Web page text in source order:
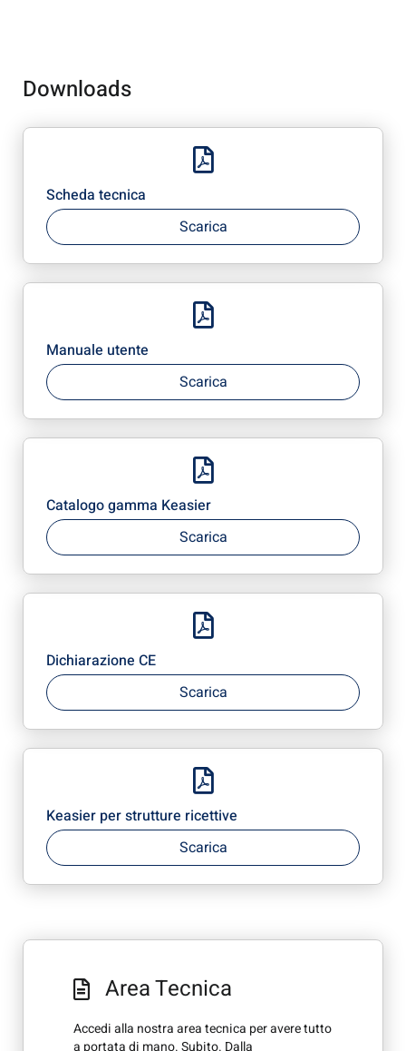
Downloads
Scheda tecnica
Scarica
Manuale utente
Scarica
Catalogo gamma Keasier
Scarica
Dichiarazione CE
Scarica
Keasier per strutture ricettive
Scarica
Area Tecnica
Accedi alla nostra area tecnica per avere tutto